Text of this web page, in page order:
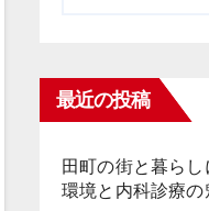
最近の投稿
田町の街と暮ら
環境と内科診療の